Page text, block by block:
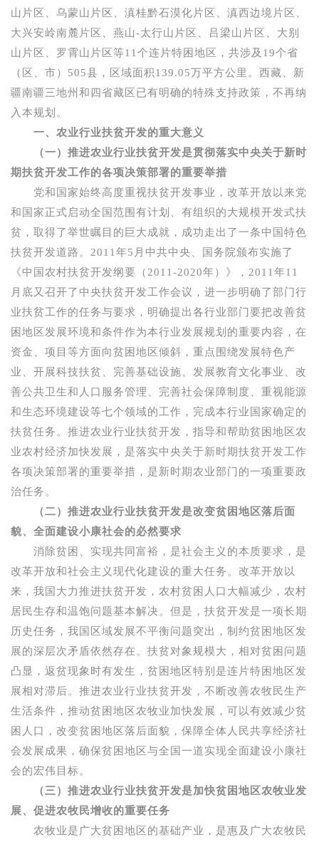
山片区、乌蒙山片区、滇桂黔石漠化片区、滇西边境片区、
大兴安岭南麓片区、燕山-太行山片区、吕梁山片区、大别
山片区、罗霄山片区等11 个连片特困地区，共涉及 19个省
（区、市） 505县，区域面积139.05万平方公里。西藏、新
疆南疆三地州和四省藏区已有明确的特殊支持政策，不再纳
入本规划。
一、农业行业扶贫开发的重大意义
（一）推进农业行业扶贫开发是贯彻落实中央关于新时
期扶贫开发工作的各项决策部署的重要举措
党和国家始终高度重视扶贫开发事业，改革开放以来党
和国家正式启动全国范围有计划、有组织的大规模开发式扶
贫，取得了举世瞩目的巨大成就，成功走出了一条中国特色
扶贫开发道路。 2011 年5 月中共中央、国务院颁布实施了
《中国农村扶贫开发纲要（ 2011-2020年）》， 2011 年11
月底又召开了中央扶贫开发工作会议，进一步明确了部门行
业扶贫工作的任务与要求，明确提出各行业部门要把改善贫
困地区发展环境和条件作为本行业发展规划的重要内容，在
资金、项目等方面向贫困地区倾斜，重点围绕发展特色产
业、开展科技扶贫、完善基础设施、发展教育文化事业、改
善公共卫生和人口服务管理、完善社会保障制度、重视能源
和生态环境建设等七个领域的工作，完成本行业国家确定的
扶贫任务。推进农业行业扶贫开发，指导和帮助贫困地区农
业农村经济加快发展，是落实中央关于新时期扶贫开发工作
各项决策部署的重要举措，是新时期农业部门的一项重要政
治任务。
（二）推进农业行业扶贫开发是改变贫困地区落后面
貌、全面建设小康社会的必然要求
消除贫困、实现共同富裕，是社会主义的本质要求，是
改革开放和社会主义现代化建设的重大任务。改革开放以
来，我国大力推进扶贫开发，农村贫困人口大幅减少，农村
居民生存和温饱问题基本解决。但是，扶贫开发是一项长期
历史任务，我国区域发展不平衡问题突出，制约贫困地区发
展的深层次矛盾依然存在。扶贫对象规模大，相对贫困问题
凸显，返贫现象时有发生，贫困地区特别是连片特困地区发
展相对滞后。推进农业行业扶贫开发，不断改善农牧民生产
生活条件，推动贫困地区农牧业加快发展，可以有效减少贫
困人口，改变贫困地区落后面貌，保障全体人民共享经济社
会发展成果，确保贫困地区与全国一道实现全面建设小康社
会的宏伟目标。
（三）推进农业行业扶贫开发是加快贫困地区农牧业发
展、促进农牧民增收的重要任务
农牧业是广大贫困地区的基础产业，是惠及广大农牧民